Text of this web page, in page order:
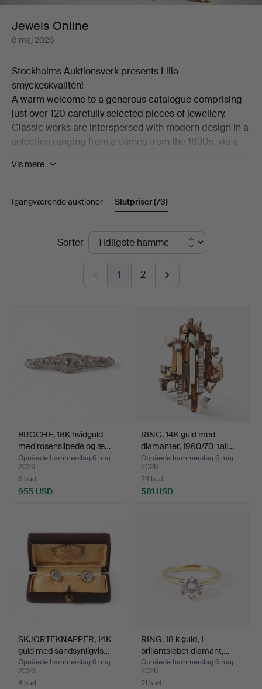
Jewels Online
6 maj 2026
Stockholms Auktionsverk presents Lilla
smyckeskvalitén!
A warm welcome to a generous catalogue comprising
just over 120 carefully selected pieces of jewellery.
Classic works are interspersed with modern design in a
selection ranging from a cameo from the 1830s, via a
pieces by among others Georg Jensen and Wiwen
Among the many highlights of the auction is a ring in
18K gold, designed by Theresia Hvorslev and set with
mention is a brooch from the distinguished house of W.
A. Bolin in platinum, set with a cultured, beautifully
button-shaped bouton pearl – a small masterpiece in its
own right. And then there is a truly exquisite ring by Jarl
Once again, welcome to Stockholms Auktionsverk and
Vis mere
Igangværende auktioner Slutpriser(73)
SlutpriserSorter
1 2
BROCHE, 18K hvidguld
med rosenslipede og æ…
Opnåede hammerslag 6 maj
2026
6 bud
955 USD
RING, 14K guld med
diamanter, 1960/70-tall…
Opnåede hammerslag 6 maj
2026
24 bud
581 USD
SKJORTEKNAPPER, 14K
guld med sandsynligvis…
Opnåede hammerslag 6 maj
2026
4 bud
RING, 18 k guld, 1
brillantslebet diamant,…
Opnåede hammerslag 6 maj
2026
21 bud